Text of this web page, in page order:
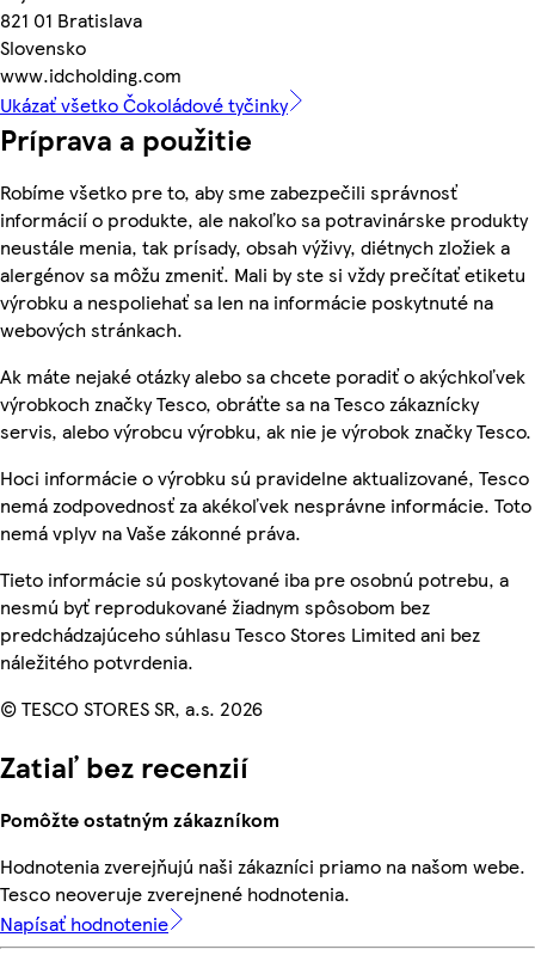
821 01 Bratislava
Slovensko
www.idcholding.com
Ukázať všetko Čokoládové tyčinky
Príprava a použitie
Robíme všetko pre to, aby sme zabezpečili správnosť
informácií o produkte, ale nakoľko sa potravinárske produkty
neustále menia, tak prísady, obsah výživy, diétnych zložiek a
alergénov sa môžu zmeniť. Mali by ste si vždy prečítať etiketu
výrobku a nespoliehať sa len na informácie poskytnuté na
webových stránkach.
Ak máte nejaké otázky alebo sa chcete poradiť o akýchkoľvek
výrobkoch značky Tesco, obráťte sa na Tesco zákaznícky
servis, alebo výrobcu výrobku, ak nie je výrobok značky Tesco.
Hoci informácie o výrobku sú pravidelne aktualizované, Tesco
nemá zodpovednosť za akékoľvek nesprávne informácie. Toto
nemá vplyv na Vaše zákonné práva.
Tieto informácie sú poskytované iba pre osobnú potrebu, a
nesmú byť reprodukované žiadnym spôsobom bez
predchádzajúceho súhlasu Tesco Stores Limited ani bez
náležitého potvrdenia.
© TESCO STORES SR, a.s. 2026
Zatiaľ bez recenzií
Pomôžte ostatným zákazníkom
Hodnotenia zverejňujú naši zákazníci priamo na našom webe.
Tesco neoveruje zverejnené hodnotenia.
Napísať hodnotenie